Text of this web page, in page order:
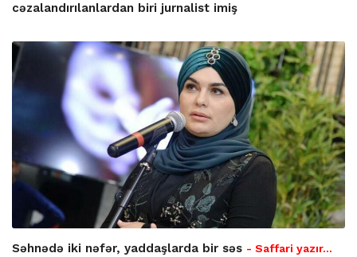
cəzalandırılanlardan biri jurnalist imiş
Səhnədə iki nəfər, yaddaşlarda bir səs - Saffari yazır…